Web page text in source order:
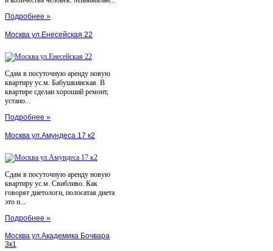
Подробнее »
Москва ул.Енесейская 22
Сдам в посуточную аренду новую
квартиру ус.м. Бабушкинская. В
квартире сделан хороший ремонт,
устано...
Подробнее »
Москва ул.Амундеса 17 к2
Сдам в посуточную аренду новую
квартиру ус.м. Свибливо. Как
говорят диетологи, полосатая диета
это н...
Подробнее »
Москва ул.Академика Бочвара
3к1